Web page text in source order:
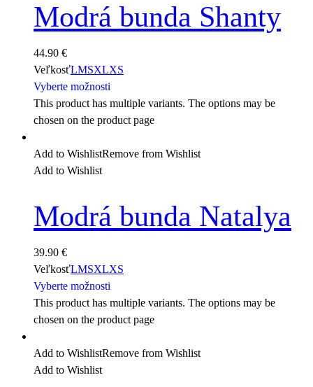
Modrá bunda Shanty
44.90 €
VeľkosťLMSXLXS
Vyberte možnosti
This product has multiple variants. The options may be
chosen on the product page
Add to WishlistRemove from Wishlist
Add to Wishlist
Modrá bunda Natalya
39.90 €
VeľkosťLMSXLXS
Vyberte možnosti
This product has multiple variants. The options may be
chosen on the product page
Add to WishlistRemove from Wishlist
Add to Wishlist